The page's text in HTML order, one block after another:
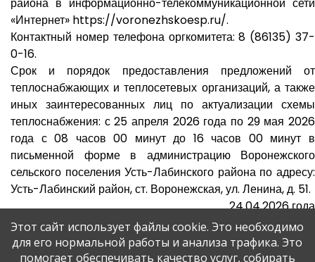
района в информационно-телекоммуникационной сети
«Интернет» https://voronezhskoesp.ru/.
Контактный номер телефона оргкомитета: 8 (86135) 37-
0-16.
Срок и порядок предоставления предложений от
теплоснабжающих и теплосетевых организаций, а также
иных заинтересованных лиц по актуализации схемы
теплоснабжения: с 25 апреля 2026 года по 29 мая 2026
года с 08 часов 00 минут до 16 часов 00 минут в
письменной форме в администрацию Воронежского
сельского поселения Усть-Лабинского района по адресу:
Усть-Лабинский район, ст. Воронежская, ул. Ленина, д. 51.
24.04.2026 года
Этот сайт использует файлы cookie. Это необходимо
для его нормальной работы и анализа трафика. Это
помогает обеспечивать качество услуг, собирать